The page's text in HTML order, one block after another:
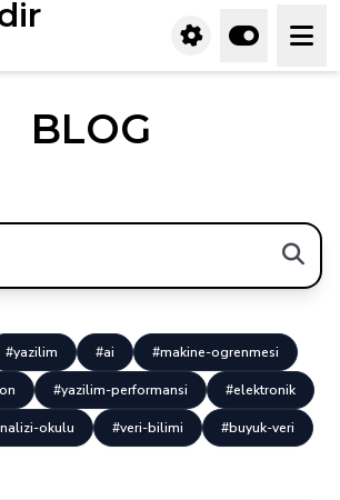
BLOG
#yazilim #ai #makine-ogrenmesi
#yazilim-performansi #elektronik
okulu #veri-bilimi #buyuk-veri